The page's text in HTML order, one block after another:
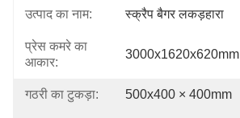
उत्पाद का नाम: स्क्रैप बैगर लकड़हारा
प्रेस कमरे का
आकार:
3000x1620x620mm
गठरी का टुकड़ा: 500x400 × 400mm